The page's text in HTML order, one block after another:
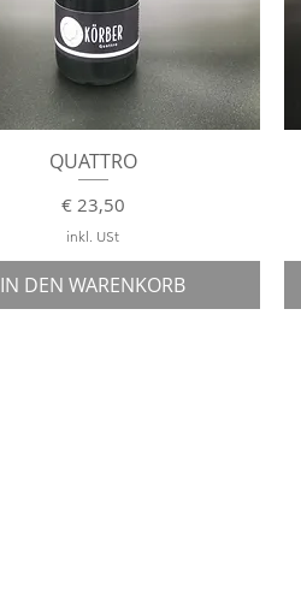
Schnellansicht
QUATTRO
Preis
€ 23,50
inkl. USt
IN DEN WARENKORB